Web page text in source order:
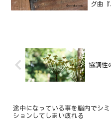
グ曲
協調性
途中になっている事を脳内でシミ
ションしてしまい疲れる